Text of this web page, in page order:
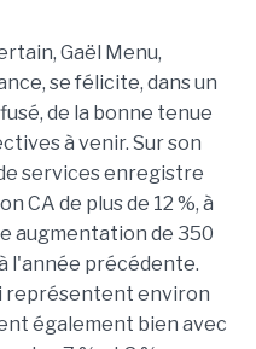
Gaël Menu,
se félicite, dans un
de la bonne tenue
à venir. Sur son
services enregistre
CA de plus de 12 %, à
augmentation de 350
l'année précédente.
représentent environ
également bien avec